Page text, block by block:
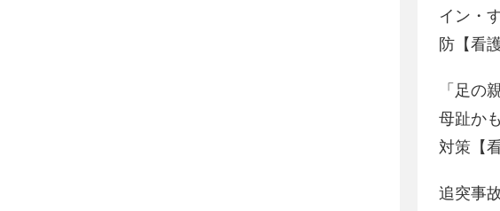
イン・
防【看
「足の
母趾か
対策【
追突事